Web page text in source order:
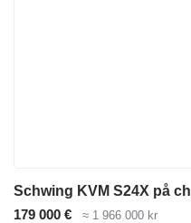
Schwing KVM S24X på
179 000 €
≈ 1 966 000 kr